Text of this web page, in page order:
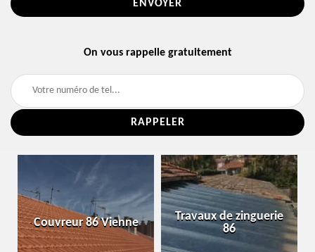
On vous rappelle gratuitement
Couvreur 86 Vienne
Travaux de zinguerie
86